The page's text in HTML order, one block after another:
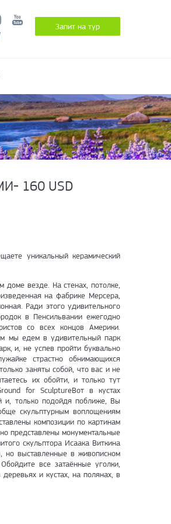
Запит на тур
160 USD
уникальный керамический
доме везде. На стенах, потолке,
на фабрике Мерсера,
Ради этого удивительного
в Пенсильвании ежегодно
со всех концов Америки.
мы едем в удивительный парк
и, не успев пройти буквально
страстно обнимающихся
заняты собой, что вас и не
их обойти, и только тут
for SculptureВот в кустах
и, только подойдя поближе, Вы
скульптурным воплощениям
композиции по картинам
представлены монументальные
скульптора Исаака Виткина
но выставленные в живописном
все затаённые уголки,
и кустах, на полянах, в